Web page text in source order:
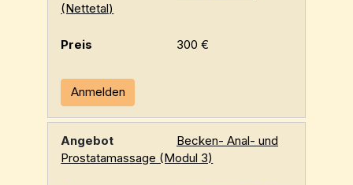
(Nettetal)
300 €
Anmelden
Becken- Anal- und
Prostatamassage (Modul 3)